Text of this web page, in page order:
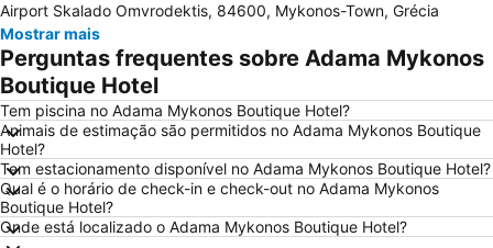
Mykonos Island National Airport
Psarou Beach
Paranga Beach
Syros Port
Punda Beach Club
Elia
Agia Thalassa
Chryssi Akti
Marco Polo
1. Antanaklasis Music Festival Mykonos
Agrari
Chalandriani
Kastraki
Airport Skalado Omvrodektis, 84600, Mykonos-Town, Grécia
Mostrar mais
Perguntas frequentes sobre Adama Mykonos
Boutique Hotel
Tem piscina no Adama Mykonos Boutique Hotel?
Animais de estimação são permitidos no Adama Mykonos Boutique
Hotel?
Tem estacionamento disponível no Adama Mykonos Boutique Hotel?
Qual é o horário de check-in e check-out no Adama Mykonos
Boutique Hotel?
Onde está localizado o Adama Mykonos Boutique Hotel?